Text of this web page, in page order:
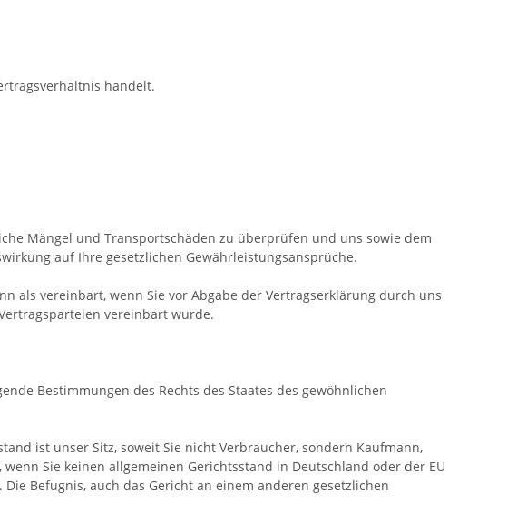
handelt.
Mängel und Transportschäden zu überprüfen und uns sowie dem
auf Ihre gesetzlichen Gewährleistungsansprüche.
als vereinbart, wenn Sie vor Abgabe der Vertragserklärung durch uns
vereinbart wurde.
Bestimmungen des Rechts des Staates des gewöhnlichen
ist unser Sitz, soweit Sie nicht Verbraucher, sondern Kaufmann,
Sie keinen allgemeinen Gerichtsstand in Deutschland oder der EU
Befugnis, auch das Gericht an einem anderen gesetzlichen